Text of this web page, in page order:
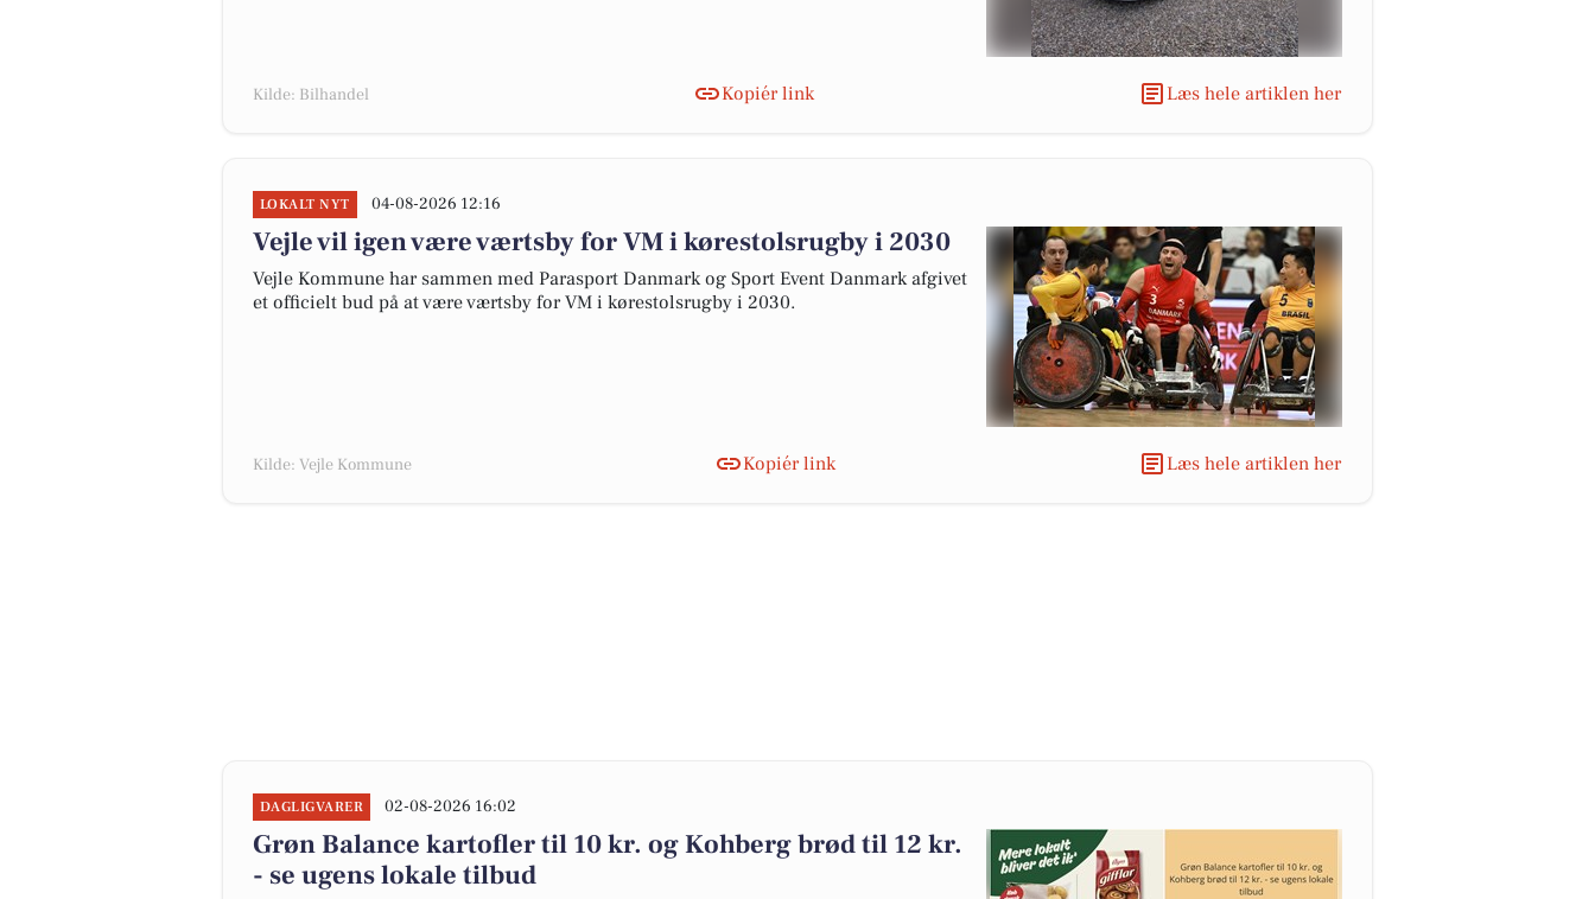
Kilde: Bilhandel Kopiér link Læs hele artiklen her
LOKALT NYT 04-08-2026 12:16
Vejle vil igen være værtsby for VM i kørestolsrugby i 2030
Vejle Kommune har sammen med Parasport Danmark og Sport Event Danmark afgivet
et officielt bud på at være værtsby for VM i kørestolsrugby i 2030.
Kilde: Vejle Kommune Kopiér link Læs hele artiklen her
DAGLIGVARER 02-08-2026 16:02
Grøn Balance kartofler til 10 kr. og Kohberg brød til 12 kr.
- se ugens lokale tilbud